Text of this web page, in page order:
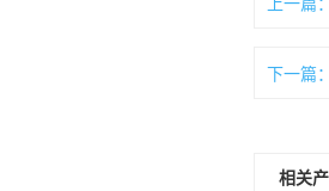
下一篇：
相关